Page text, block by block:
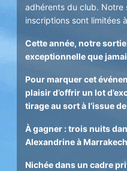
adhérents du club. Notre
inscriptions sont limitées
Cette année, notre
exceptionnelle que
Pour marquer cet
plaisir d’offrir un lot
tirage au sort à l’issue
À gagner : trois nuits
Alexandrine à
Nichée dans un cadre